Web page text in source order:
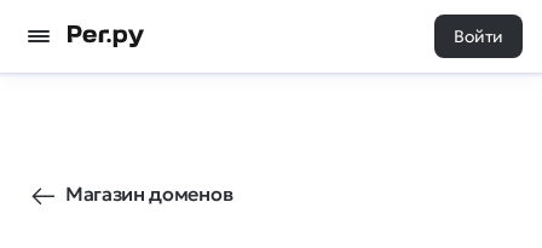
Войти
Магазин доменов
0 0